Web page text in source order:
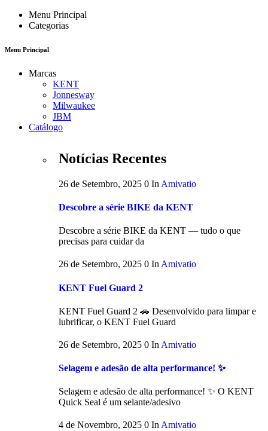
Menu Principal
Categorias
Menu Principal
Marcas
KENT
Jonnesway
Milwaukee
JBM
Catálogo
Notícias Recentes
26 de Setembro, 2025 0 In Amivatio
Descobre a série BIKE da KENT
Descobre a série BIKE da KENT — tudo o que
precisas para cuidar da
26 de Setembro, 2025 0 In Amivatio
KENT Fuel Guard 2
KENT Fuel Guard 2 🚗 Desenvolvido para limpar e
lubrificar, o KENT Fuel Guard
26 de Setembro, 2025 0 In Amivatio
Selagem e adesão de alta performance! ✨
Selagem e adesão de alta performance! ✨ O KENT
Quick Seal é um selante/adesivo
4 de Novembro, 2025 0 InAmivatio